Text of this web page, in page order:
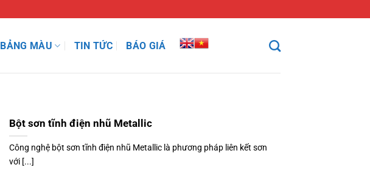
BẢNG MÀU TIN TỨC BÁO GIÁ
Bột sơn tĩnh điện nhũ Metallic
Công nghệ bột sơn tĩnh điện nhũ Metallic là phương pháp liên kết sơn
với [...]